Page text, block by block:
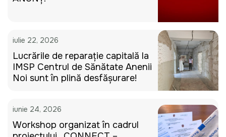
iulie 22, 2026
Lucrările de reparație capitală la
IMSP Centrul de Sănătate Anenii
Noi sunt în plină desfășurare!
iunie 24, 2026
Workshop organizat în cadrul